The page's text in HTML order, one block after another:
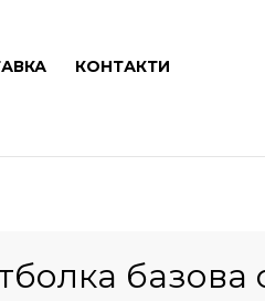
КОНТАКТИ
базова